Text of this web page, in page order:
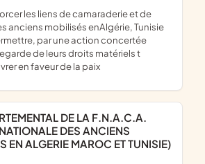
anciens mobilisés enAlgérie, Tunisie
par une action concertée
de leurs droits matériels t
en faveur de la paix
DES ANCIENS
EN ALGERIE MAROC ET TUNISIE)